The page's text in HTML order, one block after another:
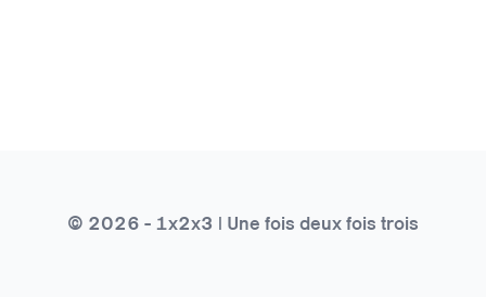
© 2026 - 1x2x3 | Une fois deux fois trois